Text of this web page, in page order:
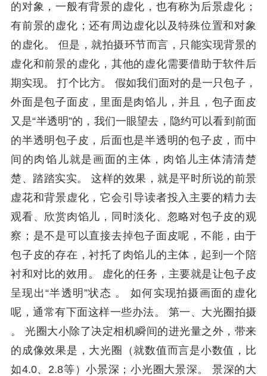
的对象，一般有背景的虚化，也有称为后景虚化；
有前景的虚化；还有周边虚化以及特殊位置和对象
的虚化。 但是，就拍摄环节而言，只能实现背景的
虚化和前景的虚化，其他的虚化需要借助于软件后
期实现。 打个比方。 假如我们面对的是一只包子，
外面是包子面皮，里面是肉馅儿，并且，包子面皮
又是“半透明”的，我们一眼望去，隐约可以看到前面
的半透明包子皮，后面也是半透明的包子皮，而中
间的肉馅儿就是画面的主体，肉馅儿主体清清楚
楚、踏踏实实。 这样的效果，就是平时所说的前景
虚花和背景虚化，它会引导读者投入主要的精力去
观看、欣赏肉馅儿，同时淡化、忽略对包子皮的观
察；是不是可以直接去掉包子面皮呢，不能，由于
包子皮的存在，衬托了肉馅儿的主体，起到一个陪
衬和对比的效用。 虚化的任务，主要就是让包子皮
呈现出“半透明”状态 。 如何实现拍摄画面的虚化
呢，通常有下面这样一些办法。 第一、大光圈拍摄
。 光圈大小除了决定相机瞬间的进光量之外，带来
的成像效果是，大光圈（就数值而言是小数值，比
如4.0、2.8等）小景深；小光圈大景深。 景深的大